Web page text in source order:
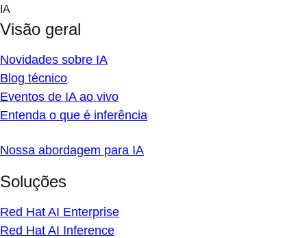
Skip
content
IA
Visão geral
Novidades sobre IA
Blog técnico
Eventos de IA ao vivo
Entenda o que é inferência
Nossa abordagem para IA
Soluções
Red Hat AI Enterprise
Red Hat AI Inference